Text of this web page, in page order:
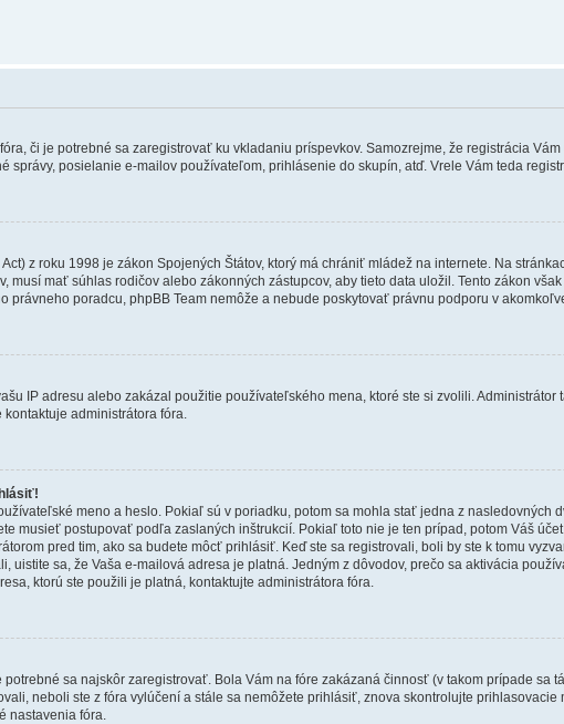
či je potrebné sa zaregistrovať ku vkladaniu príspevkov. Samozrejme, že registrácia
správy, posielanie e-mailov používateľom, prihlásenie do skupín, atď. Vrele Vám teda
z roku 1998 je zákon Spojených Štátov, ktorý má chrániť mládež na internete. Na
musí mať súhlas rodičov alebo zákonných zástupcov, aby tieto data uložil. Tento zákon
právneho poradcu, phpBB Team nemôže a nebude poskytovať právnu podporu v
IP adresu alebo zakázal použitie používateľského mena, ktoré ste si zvolili.
administrátora fóra.
meno a heslo. Pokiaľ sú v poriadku, potom sa mohla stať jedna z nasledovných
musieť postupovať podľa zaslaných inštrukcií. Pokiaľ toto nie je ten prípad, potom Váš
pred tim, ako sa budete môcť prihlásiť. Keď ste sa registrovali, boli by ste k tomu
uistite sa, že Vaša e-mailová adresa je platná. Jedným z dôvodov, prečo sa aktivácia
ktorú ste použili je platná, kontaktujte administrátora fóra.
sa najskôr zaregistrovať. Bola Vám na fóre zakázaná činnosť (v takom prípade sa
neboli ste z fóra vylúčení a stále sa nemôžete prihlásiť, znova skontrolujte
nastavenia fóra.